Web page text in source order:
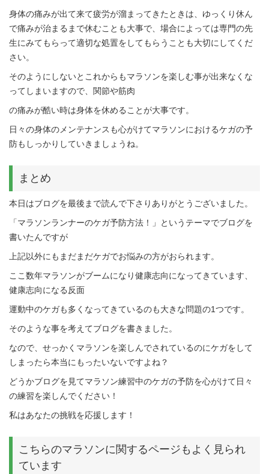
身体の痛みが出て来て疲労が溜まってきたときは、ゆっくり休ん
で痛みが治まるまで休むことも大事で、場合によっては専門の先
生にみてもらって適切な処置をしてもらうことも大切にしてくだ
さい。
そのようにしないとこれからもマラソンを楽しむ事が出来なくな
ってしまいますので、関節や筋肉
の痛みが酷い時は身体を休めることが大事です。
日々の身体のメンテナンスも心がけてマラソンにおけるケガの予
防もしっかりしていきましょうね。
まとめ
本日はブログを最後まで読んで下さりありがとうございました。
「マラソンランナーのケガ予防方法！」というテーマでブログを
書いたんですが
上記以外にもまだまだケガでお悩みの方がおられます。
ここ数年マラソンがブームになり健康志向になってきています、
健康志向になる反面
運動中のケガも多くなってきているのも大きな問題の1つです。
そのような事を考えてブログを書きました。
なので、せっかくマラソンを楽しんでされているのにケガをして
しまったら本当にもったいないですよね？
どうかブログを見てマラソン練習中のケガの予防を心がけて日々
の練習を楽しんでください！
私はあなたの挑戦を応援します！
こちらのマラソンに関するページもよく見られ
ています